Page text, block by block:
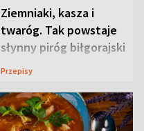
Ziemniaki, kasza i
twaróg. Tak powstaje
słynny piróg biłgorajski
Przepisy